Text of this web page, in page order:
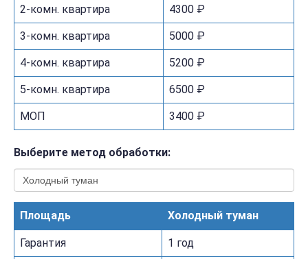
2-комн. квартира 4300 ₽
3-комн. квартира 5000 ₽
4-комн. квартира 5200 ₽
5-комн. квартира 6500 ₽
МОП 3400 ₽
Выберите метод обработки:
Площадь Холодный туман
Гарантия 1 год